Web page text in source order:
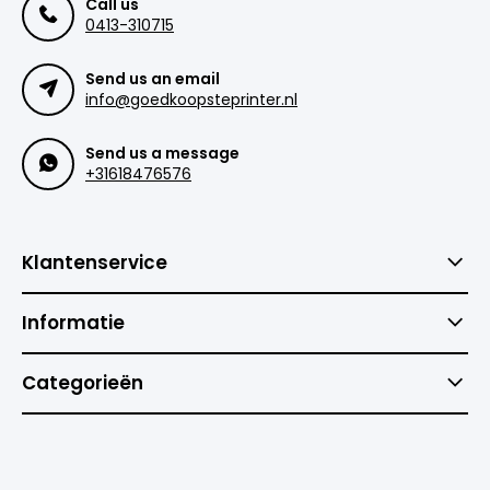
0413-310715
Send us an email
info@goedkoopsteprinter.nl
Send us a message
+31618476576
Klantenservice
Informatie
Categorieën